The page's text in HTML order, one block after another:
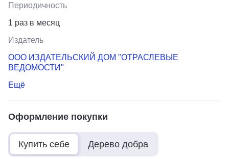
Периодичность
1 раз в месяц
Издатель
ООО ИЗДАТЕЛЬСКИЙ ДОМ "ОТРАСЛЕВЫЕ
ВЕДОМОСТИ"
Ещё
Оформление покупки
Купить себе Дерево добра